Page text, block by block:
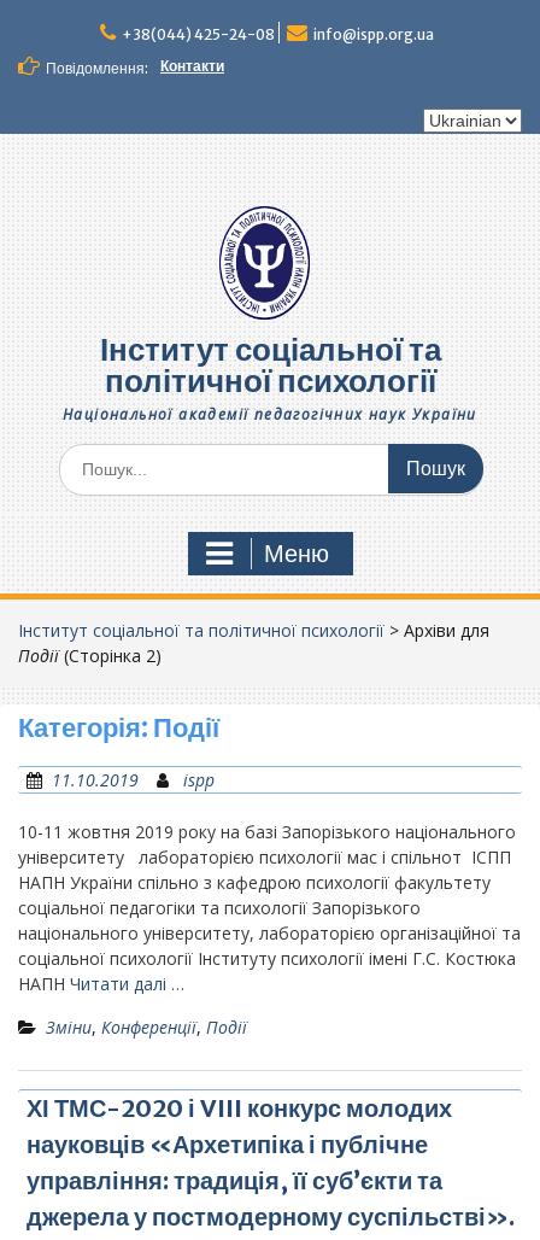
вмісту
+38(044) 425-24-08
info@ispp.org.ua
Повідомлення:
Контакти
Вибрати
Інститут соціальної та
політичної психології
Національної академії педагогічних наук України
Шукати:
Меню
Інститут соціальної та політичної психології > Архіви для
Події(Сторінка 2)
Категорія: Події
11.10.2019 ispp
10-11 жовтня 2019 року на базі Запорізького національного
університету лабораторією психології мас і спільнот ІСПП
НАПН України спільно з кафедрою психології факультету
соціальної педагогіки та психології Запорізького
національного університету, лабораторією організаційної та
соціальної психології Інституту психології імені Г.С. Костюка
НАПН Читати далі …
Зміни, Конференції, Події
ХІ ТМС-2020 і VIII конкурс молодих
науковців «Архетипіка і публічне
управління: традиція, її суб’єкти та
джерела у постмодерному суспільстві».